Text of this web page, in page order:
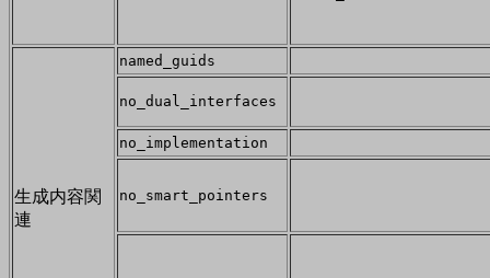
生成内容関
連
named_guids
no_dual_interfaces
no_implementation
no_smart_pointers